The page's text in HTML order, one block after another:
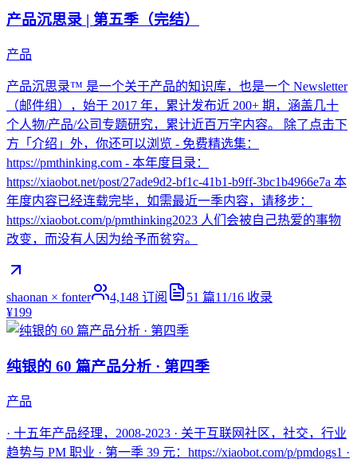
产品沉思录 | 第五季（完结）
产品
产品沉思录™ 是一个关于产品的知识库，也是一个 Newsletter
（邮件组），始于 2017 年，累计发布近 200+ 期，涵盖几十
个人物/产品/公司专题研究，累计近百万字内容。 除了点击下
方「介绍」外，你还可以浏览 - 免费精选集：
https://pmthinking.com - 本年度目录：
https://xiaobot.net/post/27ade9d2-bf1c-41b1-b9ff-3bc1b4966e7a 本
年度内容已经连载完毕，如需最近一季内容，请移步：
https://xiaobot.com/p/pmthinking2023 人们会被自己热爱的事物
改变，而没有人因为给予而贫穷。
shaonan × fonter 4,148 订阅 51 篇11/16 收录
¥199
纯银的 60 篇产品分析 · 第四季
产品
· 十五年产品经理，2008-2023 · 关于互联网社区，社交，行业
趋势与 PM 职业 · 第一季 39 元：https://xiaobot.com/p/pmdogs1 ·